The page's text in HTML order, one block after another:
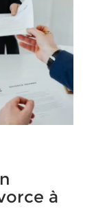
divorce à l’ère
à